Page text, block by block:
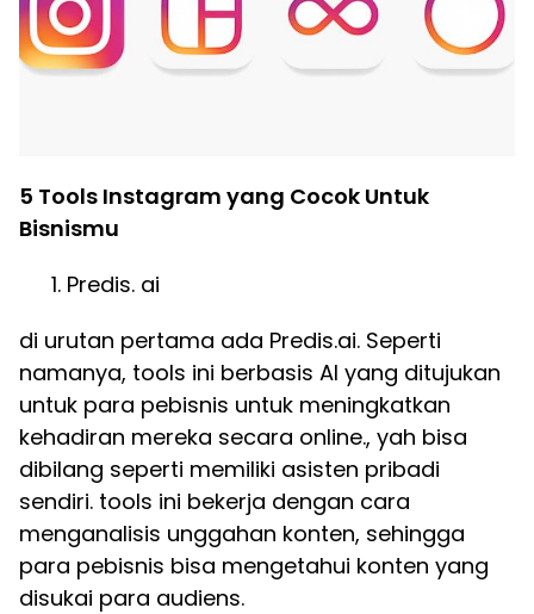
5 Tools Instagram yang Cocok Untuk
Bisnismu
Predis. ai
di urutan pertama ada Predis.ai. Seperti
namanya, tools ini berbasis AI yang ditujukan
untuk para pebisnis untuk meningkatkan
kehadiran mereka secara online., yah bisa
dibilang seperti memiliki asisten pribadi
sendiri. tools ini bekerja dengan cara
menganalisis unggahan konten, sehingga
para pebisnis bisa mengetahui konten yang
disukai para audiens.